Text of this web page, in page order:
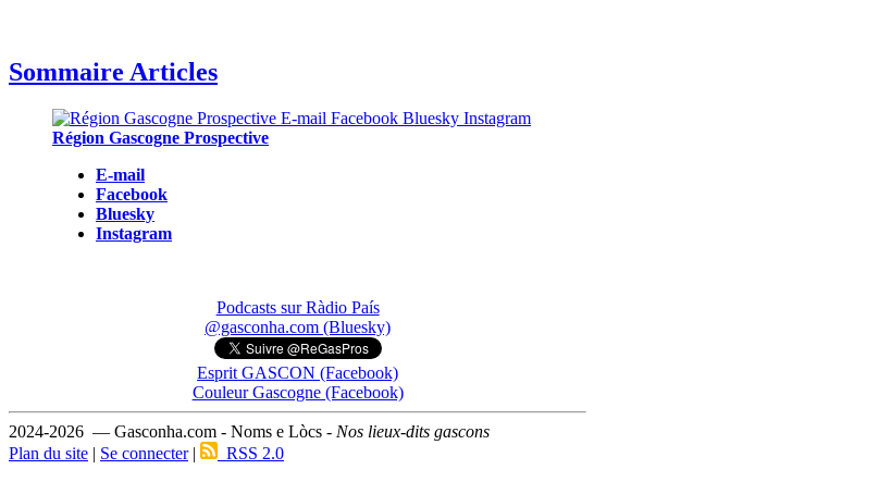
Sommaire Articles
Région Gascogne Prospective
E-mail
Facebook
Bluesky
Instagram
Podcasts sur Ràdio País
@gasconha.com (Bluesky)
Esprit GASCON (Facebook)
Couleur Gascogne (Facebook)
2024-2026 — Gasconha.com - Noms e Lòcs - Nos lieux-dits gascons
Plan du site | Se connecter| RSS 2.0